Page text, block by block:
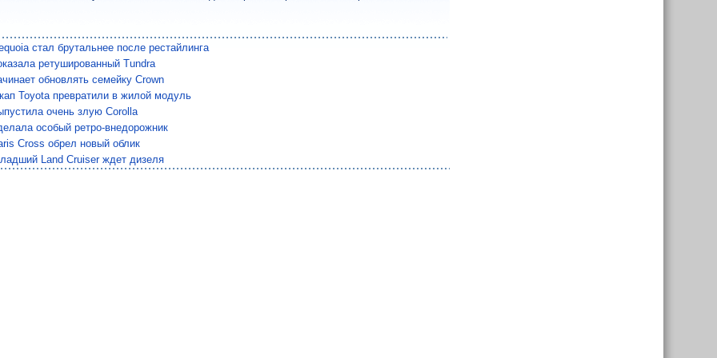
стал брутальнее после рестайлинга
ретушированный Tundra
обновлять семейку Crown
Toyota превратили в жилой модуль
очень злую Corolla
особый ретро-внедорожник
Cross обрел новый облик
Land Cruiser ждет дизеля